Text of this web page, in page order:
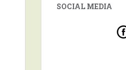
SOCIAL MEDIA